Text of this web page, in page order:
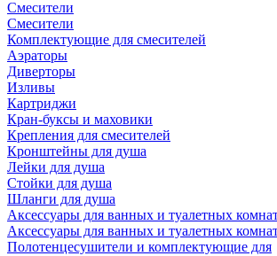
Смесители
Смесители
Комплектующие для смесителей
Аэраторы
Диверторы
Изливы
Картриджи
Кран-буксы и маховики
Крепления для смесителей
Кронштейны для душа
Лейки для душа
Стойки для душа
Шланги для душа
Аксессуары для ванных и туалетных
Аксессуары для ванных и туалетных
Полотенцесушители и комплектующие для